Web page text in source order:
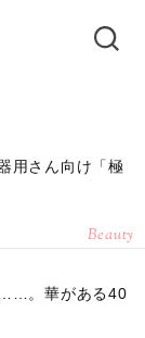
用さん向け「極
Beauty
……。華がある40